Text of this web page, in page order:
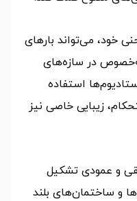
خود، می‌تواند بارهای
در سازه‌های
استفاده
زیبایی خاصی نیز
و عمودی تشکیل
و ساختمان‌های بلند